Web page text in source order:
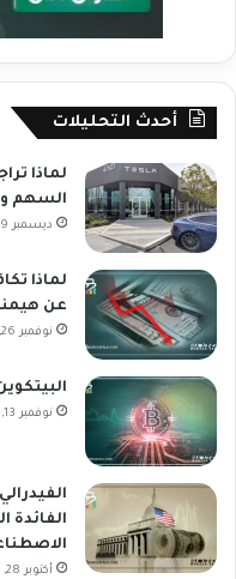
أحدث التحليلات
لماذا
السهم
ديسمبر 29, 2025
لماذا
عن هيمنة
نوفمبر 26, 2025
البيتكوين
نوفمبر 13, 2025
الفائدة
أكتوبر 28, 2025